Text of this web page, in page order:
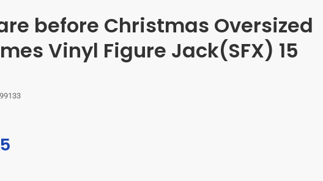
before Christmas Oversized
Vinyl Figure Jack(SFX) 15